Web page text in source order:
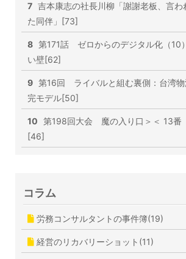
7 吉本康志の社長川柳「謝謝老板、言わ
た同伴」[73]
8 第171話 ゼロからのデジタル化（10
い壁[62]
9 第16回 ライバルと組む裏側：台湾物
完モデル[50]
10 第198回大会 魔の入り口＞＜ 13番
[46]
コラム
労務コンサルタントの事件簿(19)
経営のリカバリーショット(11)